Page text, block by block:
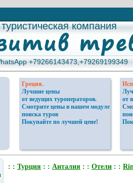
туристическая компания
туристическая компания
+79266143473,+79269199349
+79266143473,+79269199349
Греция.
Лучшие цены
от ведущих туроператоров.
Смотрите цены в нашем модуле
поиска туров
Покупайте по лучшей цене!
от
: : Турция : : Анталия : : Отели : :